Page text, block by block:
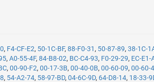
, F4-CF-E2, 50-1C-BF,88-F0-31 , 50-87-89,38-1C-
,A0-55-4F,84-B8-02, BC-C4-93, F0-29-29, EC-E1-
,00-90-F2,00-17-3B,00-40-0B,00-60-09,00-60-
, 54-A2-74, 58-97-BD,04-6C-9D, 64-D8-14, 18-33-